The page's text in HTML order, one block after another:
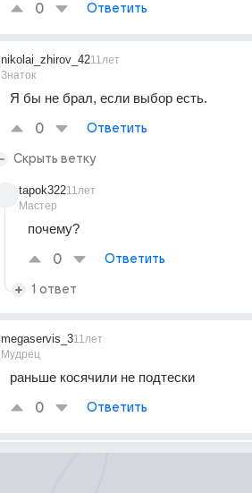
0 Ответить
nikolai_zhirov_42
Знаток
11лет
Я бы не брал, если выбор есть.
0 Ответить
Скрыть ветку
tapok322
Мастер
11лет
почему?
0 Ответить
1 ответ
megaservis_3
Мудрец
11лет
раньше косячили не подтески
0 Ответить